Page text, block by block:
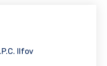
Ilfov